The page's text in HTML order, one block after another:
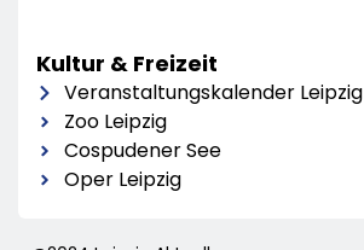
Kultur & Freizeit
Veranstaltungskalender Leipzig
Zoo Leipzig
Cospudener See
Oper Leipzig